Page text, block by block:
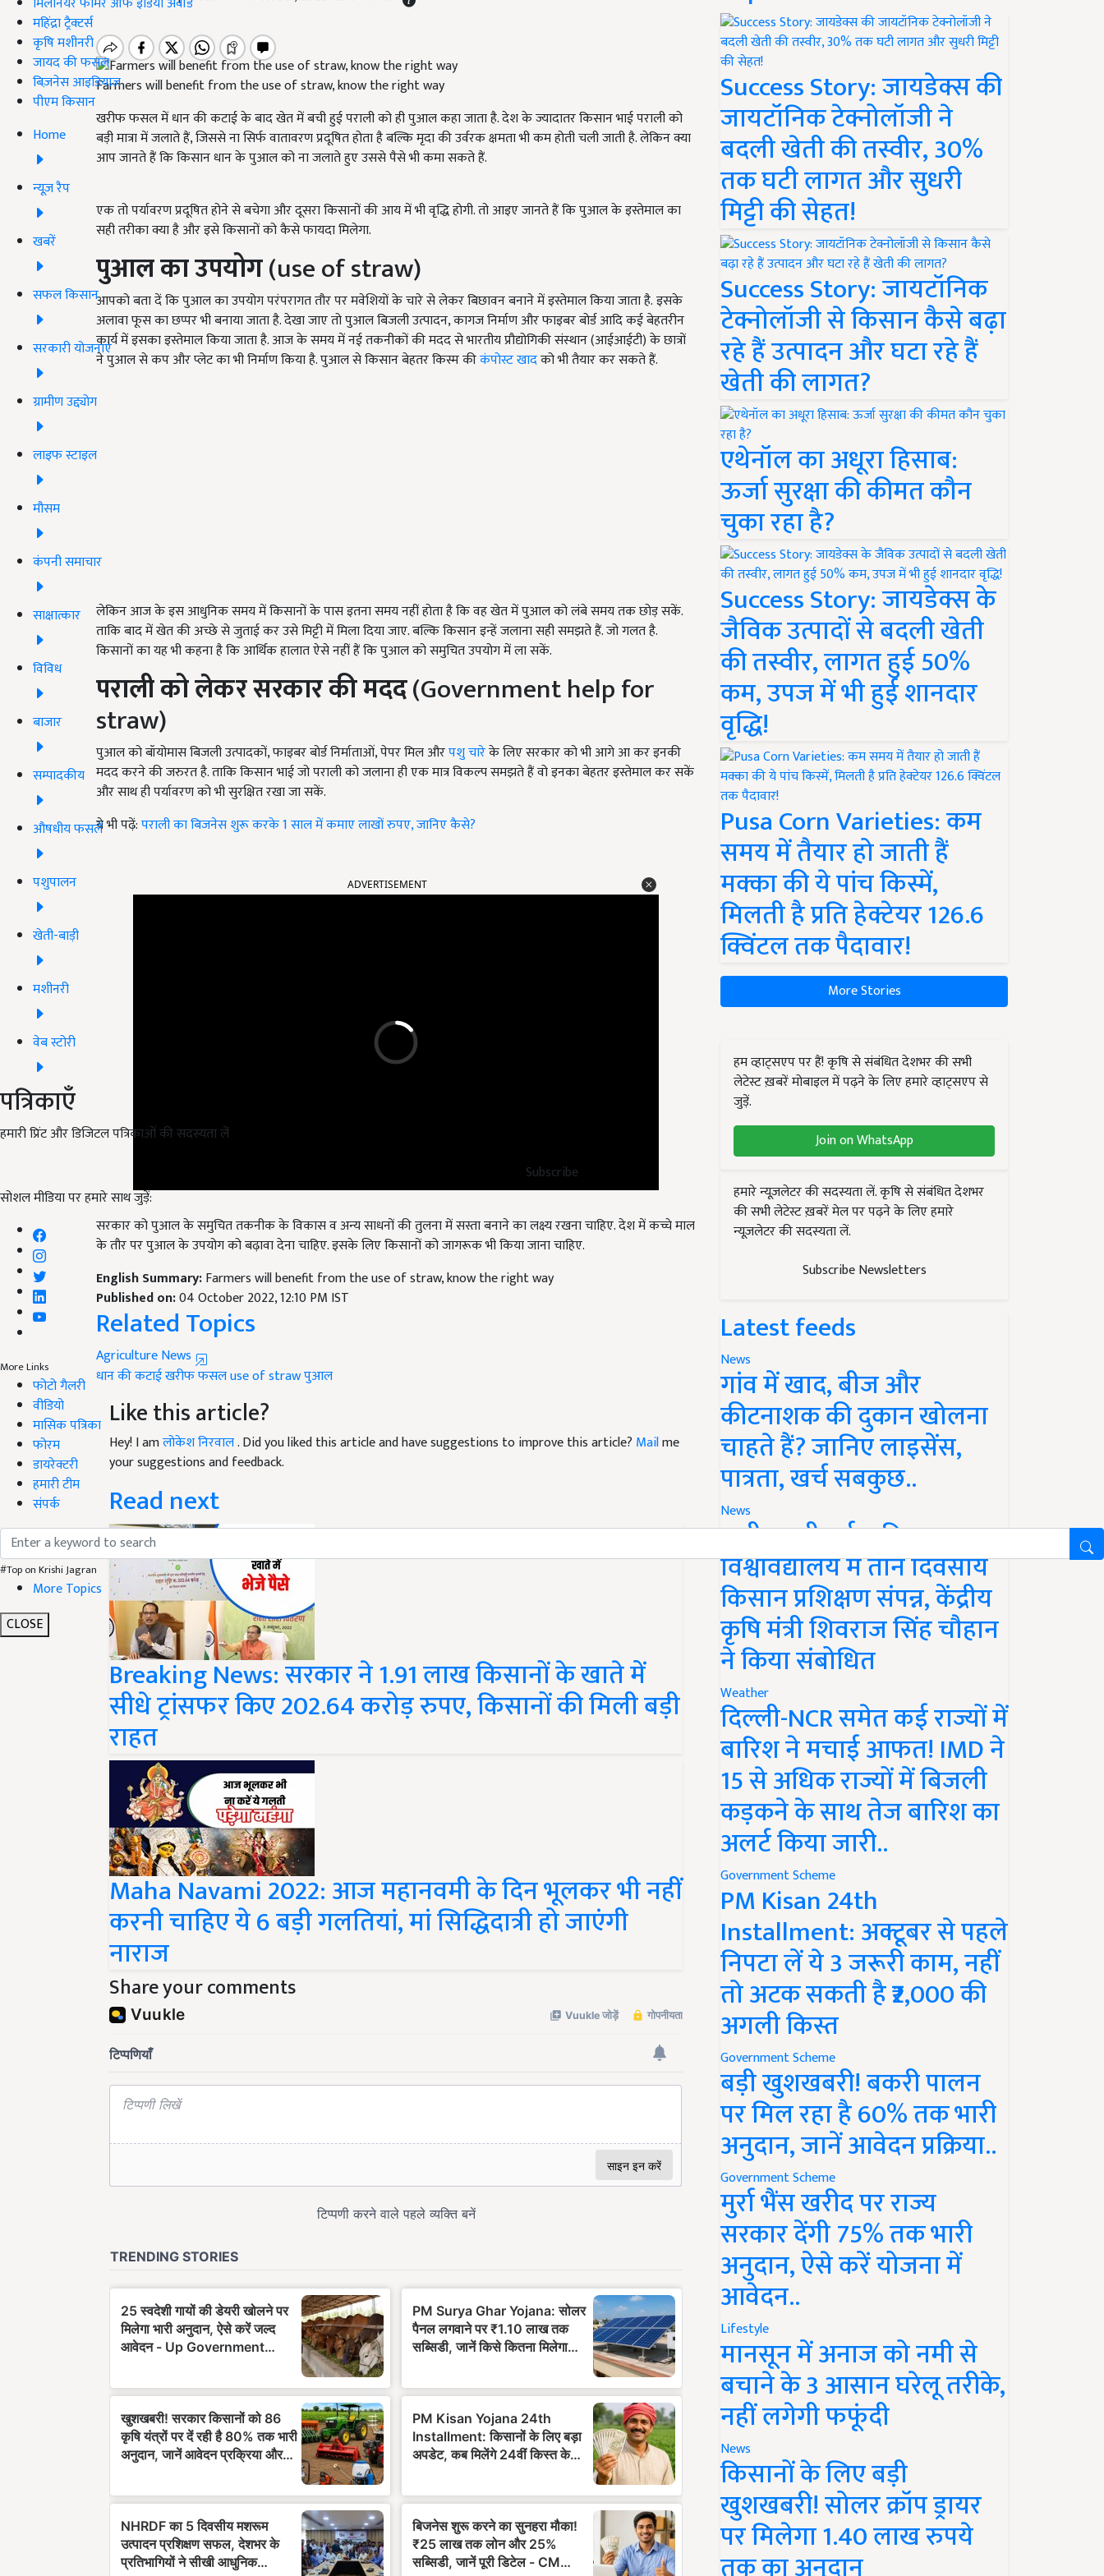
महिंद्रा ट्रैक्टर्स
कृषि मशीनरी
जायद की फसल
बिज़नेस आइडियाज
पीएम किसान
Home
न्यूज़ रैप
खबरें
सफल किसान
सरकारी योजनाएं
ग्रामीण उद्द्योग
लाइफ स्टाइल
मौसम
कंपनी समाचार
साक्षात्कार
विविध
बाजार
सम्पादकीय
औषधीय फसलें
पशुपालन
खेती-बाड़ी
मशीनरी
वेब स्टोरी
पत्रिकाएँ
हमारी प्रिंट और डिजिटल पत्रिकाओं की सदस्यता लें
Subscribe
सोशल मीडिया पर हमारे साथ जुड़ें:
More Links
फोटो गैलरी
वीडियो
मासिक पत्रिका
फोरम
डायरेक्टरी
हमारी टीम
संपर्क
#Top on Krishi Jagran
More Topics
CLOSE
Farmers will benefit from the use of straw, know the right way
खरीफ फसल में धान की कटाई के बाद खेत में बची हुई पराली को ही पुआल कहा जाता है. देश के ज्यादातर किसान भाई पराली को
बड़ी मात्रा में जलाते हैं, जिससे ना सिर्फ वातावरण प्रदूषित होता है बल्कि मृदा की उर्वरक क्षमता भी कम होती चली जाती है. लेकिन क्या
आप जानते हैं कि किसान धान के पुआल को ना जलाते हुए उससे पैसे भी कमा सकते हैं.
एक तो पर्यावरण प्रदूषित होने से बचेगा और दूसरा किसानों की आय में भी वृद्धि होगी. तो आइए जानते हैं कि पुआल के इस्तेमाल का
सही तरीका क्या है और इसे किसानों को कैसे फायदा मिलेगा.
पुआल का उपयोग(use of straw)
आपको बता दें कि पुआल का उपयोग परंपरागत तौर पर मवेशियों के चारे से लेकर बिछावन बनाने में इस्तेमाल किया जाता है. इसके
अलावा फूस का छप्पर भी बनाया जाता है. देखा जाए तो पुआल बिजली उत्पादन, कागज निर्माण और फाइबर बोर्ड आदि कई बेहतरीन
कार्य में इसका इस्तेमाल किया जाता है. आज के समय में नई तकनीकों की मदद से भारतीय प्रौद्योगिकी संस्थान (आईआईटी) के छात्रों
ने पुआल से कप और प्लेट का भी निर्माण किया है. पुआल से किसान बेहतर किस्म कीकंपोस्ट खादको भी तैयार कर सकते हैं.
लेकिन आज के इस आधुनिक समय में किसानों के पास इतना समय नहीं होता है कि वह खेत में पुआल को लंबे समय तक छोड़ सकें.
ताकि बाद में खेत की अच्छे से जुताई कर उसे मिट्टी में मिला दिया जाए. बल्कि किसान इन्हें जलाना सही समझते हैं. जो गलत है.
किसानों का यह भी कहना है कि आर्थिक हालात ऐसे नहीं हैं कि पुआल को समुचित उपयोग में ला सकें.
पराली को लेकरसरकार की मदद(Government help for
straw)
पुआल को बॉयोमास बिजली उत्पादकों, फाइबर बोर्ड निर्माताओं, पेपर मिल औरपशु चारेके लिए सरकार को भी आगे आ कर इनकी
मदद करने की जरुरत है. ताकि किसान भाई जो पराली को जलाना ही एक मात्र विकल्प समझते हैं वो इनका बेहतर इस्तेमाल कर सकें
और साथ ही पर्यावरण को भी सुरक्षित रखा जा सकें.
ये भी पढ़ें:पराली का बिजनेस शुरू करके 1 साल में कमाए लाखों रुपए, जानिए कैसे?
ADVERTISEMENT
सरकार को पुआल के समुचित तकनीक के विकास व अन्य साधनों की तुलना में सस्ता बनाने का लक्ष्य रखना चाहिए. देश में कच्चे माल
के तौर पर पुआल के उपयोग को बढ़ावा देना चाहिए. इसके लिए किसानों को जागरूक भी किया जाना चाहिए.
English Summary:Farmers will benefit from the use of straw, know the right way
Published on:04 October 2022, 12:10 PM IST
Related Topics
Agriculture News
धान की कटाईखरीफ फसलuse of strawपुआल
Like this article?
Hey! I amलोकेश निरवाल. Did you liked this article and have suggestions to improve this article? Mailme
your suggestions and feedback.
Read next
Breaking News: सरकार ने 1.91 लाख किसानों के खाते में
सीधे ट्रांसफर किए 202.64 करोड़ रुपए, किसानों की मिली बड़ी
राहत
Maha Navami 2022: आज महानवमी के दिन भूलकर भी नहीं
करनी चाहिए ये 6 बड़ी गलतियां, मां सिद्धिदात्री हो जाएंगी
नाराज
Share your comments
Success Story: जायडेक्स की
जायटॉनिक टेक्नोलॉजी ने
बदली खेती की तस्वीर, 30%
तक घटी लागत और सुधरी
मिट्टी की सेहत!
Success Story: जायटॉनिक
टेक्नोलॉजी से किसान कैसे बढ़ा
रहे हैं उत्पादन और घटा रहे हैं
खेती की लागत?
एथेनॉल का अधूरा हिसाब:
ऊर्जा सुरक्षा की कीमत कौन
चुका रहा है?
Success Story: जायडेक्स के
जैविक उत्पादों से बदली खेती
की तस्वीर, लागत हुई 50%
कम, उपज में भी हुई शानदार
वृद्धि!
Pusa Corn Varieties: कम
समय में तैयार हो जाती हैं
मक्का की ये पांच किस्में,
मिलती है प्रति हेक्टेयर 126.6
क्विंटल तक पैदावार!
More Stories
हम व्हाट्सएप पर हैं! कृषि से संबंधित देशभर की सभी
लेटेस्ट ख़बरें मोबाइल में पढ़ने के लिए हमारे व्हाट्सएप से
जुड़ें.
Join on WhatsApp
हमारे न्यूज़लेटर की सदस्यता लें. कृषि से संबंधित देशभर
की सभी लेटेस्ट ख़बरें मेल पर पढ़ने के लिए हमारे
न्यूज़लेटर की सदस्यता लें.
Subscribe Newsletters
Latest feeds
News
गांव में खाद, बीज और
कीटनाशक की दुकान खोलना
चाहते हैं? जानिए लाइसेंस,
पात्रता, खर्च सबकुछ..
News
रानी लक्ष्मीबाई कृषि
विश्वविद्यालय में तीन दिवसीय
किसान प्रशिक्षण संपन्न, केंद्रीय
कृषि मंत्री शिवराज सिंह चौहान
ने किया संबोधित
Weather
दिल्ली-NCR समेत कई राज्यों में
बारिश ने मचाई आफत! IMD ने
15 से अधिक राज्यों में बिजली
कड़कने के साथ तेज बारिश का
अलर्ट किया जारी..
Government Scheme
PM Kisan 24th
Installment: अक्टूबर से पहले
निपटा लें ये 3 जरूरी काम, नहीं
तो अटक सकती है ₹2,000 की
अगली किस्त
Government Scheme
बड़ी खुशखबरी! बकरी पालन
पर मिल रहा है 60% तक भारी
अनुदान, जानें आवेदन प्रक्रिया..
Government Scheme
मुर्रा भैंस खरीद पर राज्य
सरकार देंगी 75% तक भारी
अनुदान, ऐसे करें योजना में
आवेदन..
Lifestyle
मानसून में अनाज को नमी से
बचाने के 3 आसान घरेलू तरीके,
नहीं लगेगी फफूंदी
News
किसानों के लिए बड़ी
खुशखबरी! सोलर क्रॉप ड्रायर
पर मिलेगा 1.40 लाख रुपये